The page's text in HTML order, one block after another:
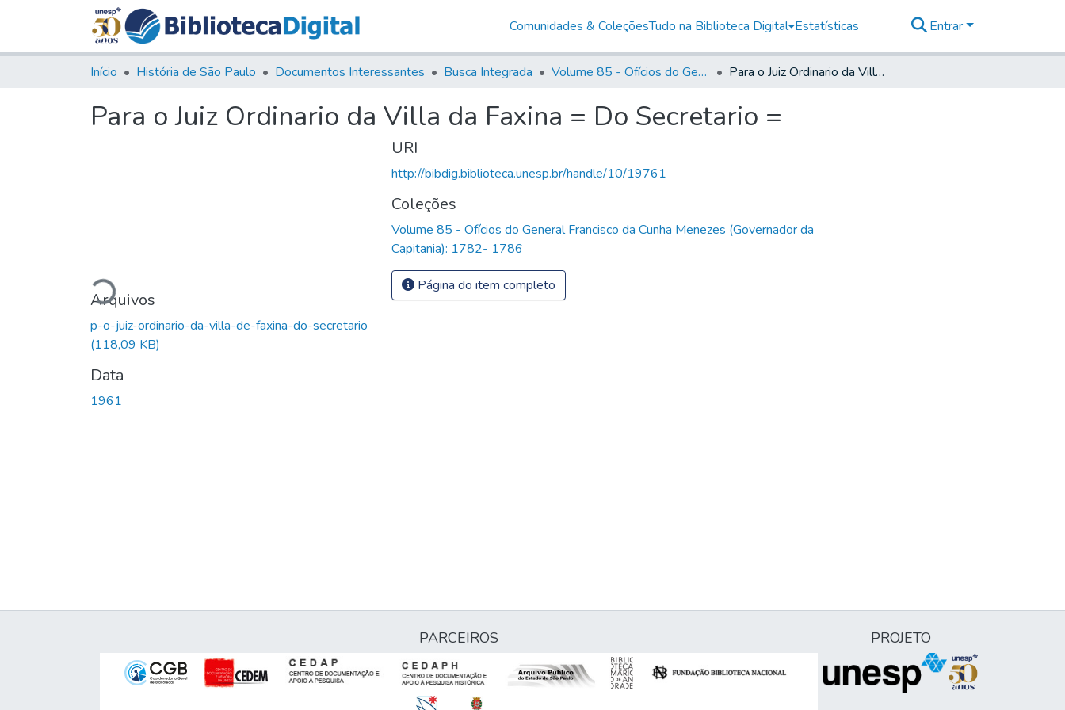
Comunidades & ColeçõesTudo na Biblioteca Digital Estatísticas Entrar
Início História de São Paulo Documentos Interessantes Busca Integrada Volume 85 - Ofícios do General Francisco da Cunha Menezes (Governador da Capitania): 1782- 1786 Para o Juiz Ordinario da Villa da Faxina = Do Secretario =
Para o Juiz Ordinario da Villa da Faxina = Do Secretario =
Carregando...
Arquivos
p-o-juiz-ordinario-da-villa-de-faxina-do-secretario
(118,09 KB)
Data
1961
URI
http://bibdig.biblioteca.unesp.br/handle/10/19761
Coleções
Volume 85 - Ofícios do General Francisco da Cunha Menezes (Governador da
Capitania): 1782- 1786
Página do item completo
PARCEIROS PROJETO